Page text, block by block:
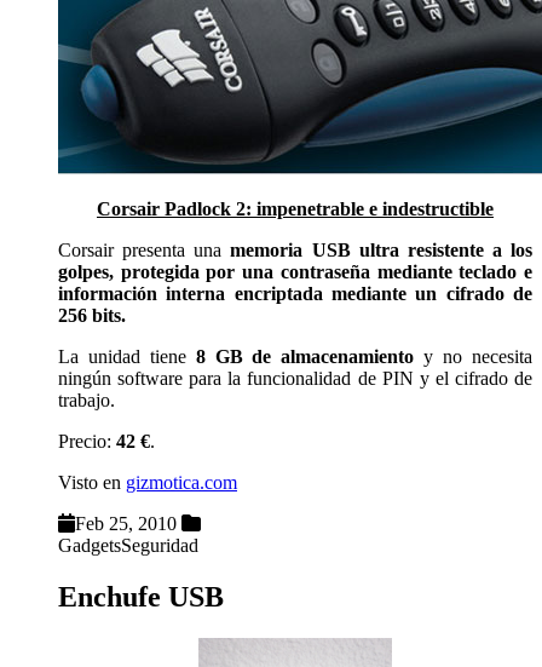
Corsair Padlock 2: impenetrable e indestructible
Corsair presenta una memoria USB ultra resistente a los
golpes, protegida por una contraseña mediante teclado e
información interna encriptada mediante un cifrado de
256 bits.
La unidad tiene 8 GB de almacenamiento y no necesita
ningún software para la funcionalidad de PIN y el cifrado de
trabajo.
Precio: 42 €.
Visto en gizmotica.com
Feb 25, 2010
GadgetsSeguridad
Enchufe USB